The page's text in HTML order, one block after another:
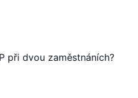
při dvou zaměstnáních?